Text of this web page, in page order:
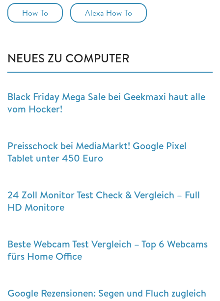
How-To Alexa How-To
NEUES ZU COMPUTER
Black Friday Mega Sale bei Geekmaxi haut alle
vom Hocker!
Preisschock bei MediaMarkt! Google Pixel
Tablet unter 450 Euro
24 Zoll Monitor Test Check & Vergleich – Full
HD Monitore
Beste Webcam Test Vergleich – Top 6 Webcams
fürs Home Office
Google Rezensionen: Segen und Fluch zugleich